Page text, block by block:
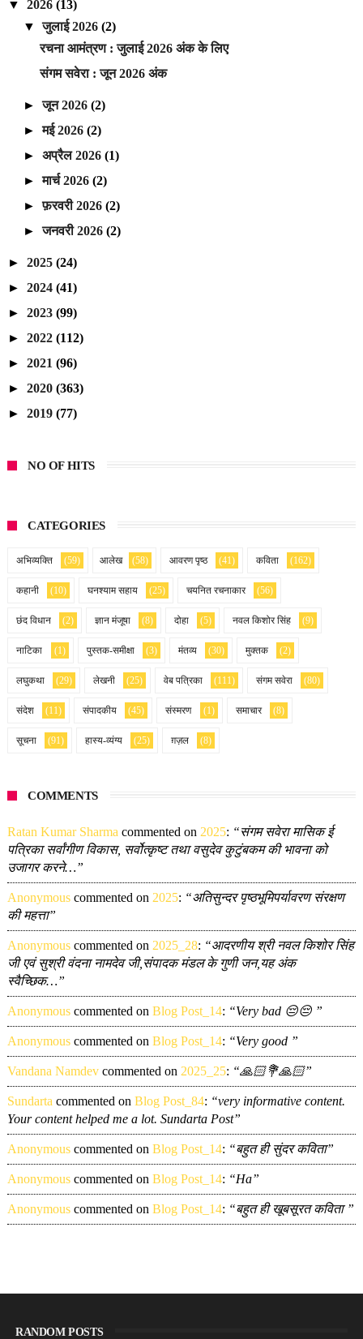
▼ 2026 (13)
▼जुलाई 2026(2)
रचना आमंत्रण : जुलाई 2026 अंक के लिए
संगम सवेरा : जून 2026 अंक
►जून 2026(2)
►मई 2026(2)
►अप्रैल 2026(1)
►मार्च 2026(2)
►फ़रवरी 2026(2)
►जनवरी 2026(2)
► 2025 (24)
► 2024 (41)
► 2023 (99)
► 2022 (112)
► 2021 (96)
► 2020 (363)
► 2019 (77)
NO OF HITS
CATEGORIES
अभिव्यक्ति (59) आलेख (58) आवरण पृष्ठ (41) कविता (162)
कहानी (10) घनश्याम सहाय (25) चयनित रचनाकार (56)
छंद विधान (2) ज्ञान मंजूषा (8) दोहा (5) नवल किशोर सिंह (9)
नाटिका (1) पुस्तक-समीक्षा (3) मंतव्य (30) मुक्तक (2)
लघुकथा (29) लेखनी (25) वेब पत्रिका (111) संगम सवेरा (80)
संदेश (11) संपादकीय (45) संस्मरण (1) समाचार (8)
सूचना (91) हास्य-व्यंग्य (25) ग़ज़ल (8)
COMMENTS
Ratan Kumar Sharma commented on 2025: “संगम सवेरा मासिक ई
पत्रिका सर्वांगीण विकास, सर्वोत्कृष्ट तथा वसुदेव कुटुंबकम की भावना को
उजागर करने…”
Anonymouscommented on 2025: “अतिसुन्दर पृष्ठभूमिपर्यावरण संरक्षण
की महत्ता”
Anonymouscommented on 2025_28: “आदरणीय श्री नवल किशोर सिंह
जी एवं सुश्री वंदना नामदेव जी,संपादक मंडल के गुणी जन,यह अंक
स्वैच्छिक…”
Anonymouscommented on Blog Post_14: “Very bad 😔😔 ”
Anonymouscommented on Blog Post_14: “Very good ”
Vandana Namdevcommented on 2025_25: “🙏🏻💐🙏🏻”
Sundarta commented on Blog Post_84: “very informative content.
Your content helped me a lot. Sundarta Post”
Anonymouscommented on Blog Post_14: “बहुत ही सुंदर कविता”
Anonymouscommented on Blog Post_14: “Ha”
Anonymouscommented on Blog Post_14: “बहुत ही खूबसूरत कविता ”
RANDOM POSTS